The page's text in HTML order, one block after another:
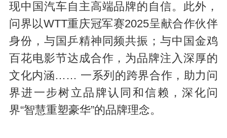
现中国汽车自主高端品牌的自信。此外，
问界以WTT重庆冠军赛2025呈献合作伙伴
身份，与国乒精神同频共振；与中国金鸡
百花电影节达成合作，为品牌注入深厚的
文化内涵…… 一系列的跨界合作，助力问
界进一步树立品牌认同和信赖，深化问
界“智慧重塑豪华”的品牌理念。